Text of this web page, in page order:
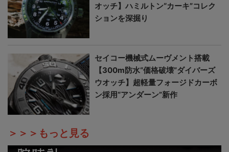
オッチ】ハミルトン“カーキ”コレク
ションを深掘り
セイコー機械式ムーヴメント搭載
【300m防水“価格破壊”ダイバーズ
ウオッチ】超軽量フォージドカーボ
ン採用“アンダーン”新作
＞＞＞もっと見る